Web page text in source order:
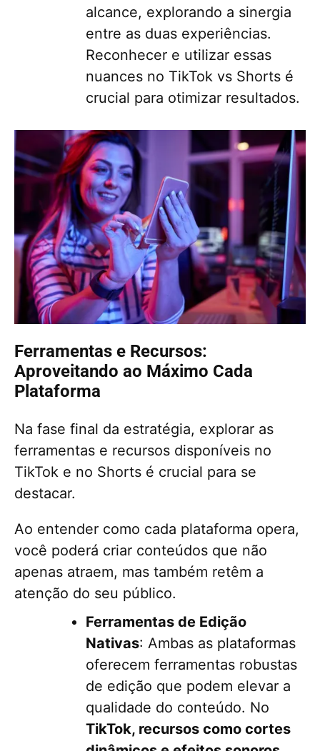
alcance, explorando a sinergia
entre as duas experiências.
Reconhecer e utilizar essas
nuances no TikTok vs Shorts é
crucial para otimizar resultados.
Ferramentas e Recursos:
Aproveitando ao Máximo Cada
Plataforma
Na fase final da estratégia, explorar as
ferramentas e recursos disponíveis no
TikTok e no Shorts é crucial para se
destacar.
Ao entender como cada plataforma opera,
você poderá criar conteúdos que não
apenas atraem, mas também retêm a
atenção do seu público.
Ferramentas de Edição
Nativas: Ambas as plataformas
oferecem ferramentas robustas
de edição que podem elevar a
qualidade do conteúdo. No
TikTok, recursos como cortes